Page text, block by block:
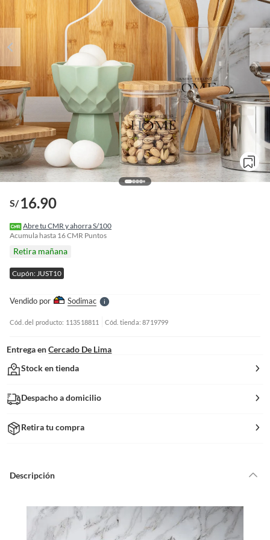
S/ 16.90
Abre tu CMR y ahorra S/100
Acumula hasta 16CMR Puntos
Retira mañana
Cupón: JUST10
Vendido por SodimacS
n
f
Cód. del producto: 113518811 Cód. tienda: 8719799
Entrega en Cercado De Lima
Stock en tienda
Despacho a domicilio
Retira tu compra
Descripción